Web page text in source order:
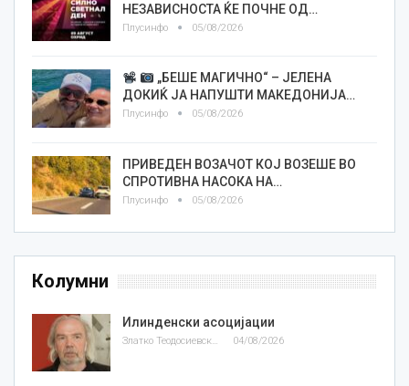
НЕЗАВИСНОСТА ЌЕ ПОЧНЕ ОД…
Плусинфо 05/08/2026
„БЕШЕ МАГИЧНО“ – ЈЕЛЕНА
ДОКИЌ ЈА НАПУШТИ МАКЕДОНИЈА…
Плусинфо 05/08/2026
ПРИВЕДЕН ВОЗАЧОТ КОЈ ВОЗЕШЕ ВО
СПРОТИВНА НАСОКА НА…
Плусинфо 05/08/2026
Колумни
Илинденски асоцијации
Златко Теодосиевски 04/08/2026